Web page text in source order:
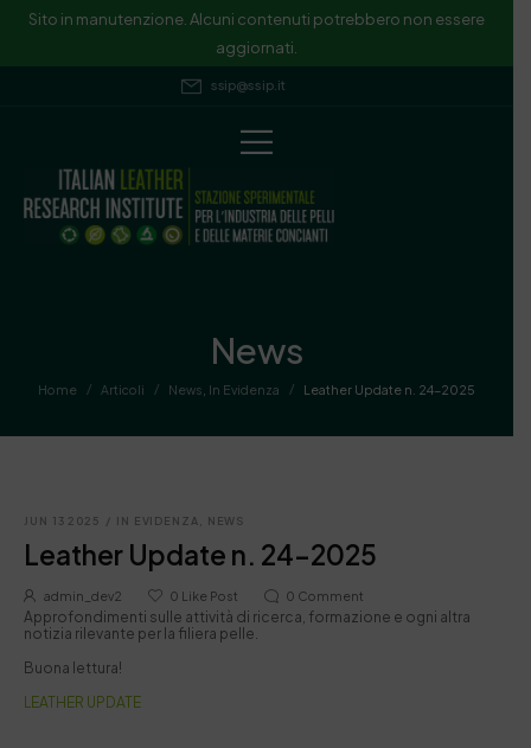
Sito in manutenzione. Alcuni contenuti potrebbero non essere
aggiornati.
ssip@ssip.it
News
Home / Articoli / News In Evidenza / Leather Update n. 24-2025
JUN 13 2025 / IN EVIDENZA, NEWS
Leather Update n. 24-2025
admin_dev2 0 Like Post 0 Comment
Approfondimenti sulle attività di ricerca, formazione e ogni altra
notizia rilevante per la filiera pelle.
Buona lettura!
LEATHER UPDATE